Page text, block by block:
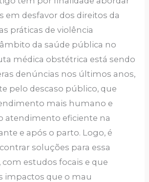
em desfavor dos direitos da
práticas de violência
da saúde pública no
médica obstétrica está sendo
denúncias nos últimos anos,
pelo descaso público, que
mais humano e
atendimento eficiente na
e após o parto. Logo, é
soluções para essa
estudos focais e que
impactos que o mau